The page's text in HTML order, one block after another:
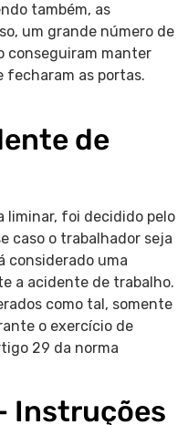
também, as
um grande número de
conseguiram manter
fecharam as portas.
de
liminar, foi decidido pelo
caso o trabalhador seja
considerado uma
a acidente de trabalho.
como tal, somente
o exercício de
29 da norma
Instruções